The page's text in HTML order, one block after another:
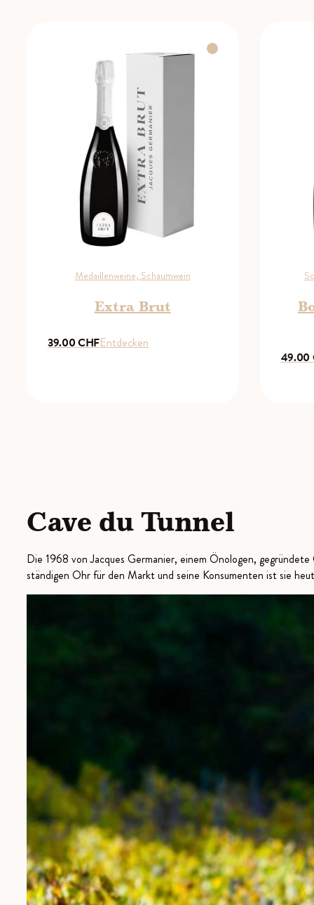
Medaillenweine, Schaumwein
Extra Brut
39.00CHFEntdecken
49.00
Cave du Tunnel
Die 1968 von Jacques Germanier, einem Önologen,
ständigen Ohr für den Markt und seine Konsumenten ist sie